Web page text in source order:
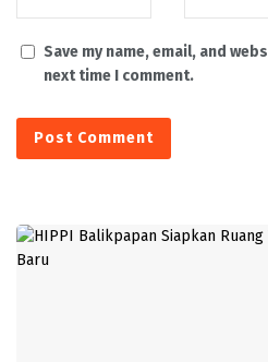
Save my name, email, and
next time I comment.